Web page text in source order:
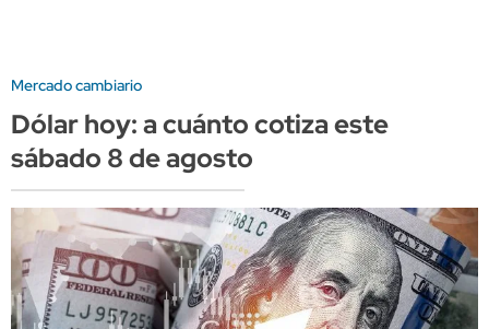
Mercado cambiario
Dólar hoy: a cuánto cotiza este
sábado 8 de agosto